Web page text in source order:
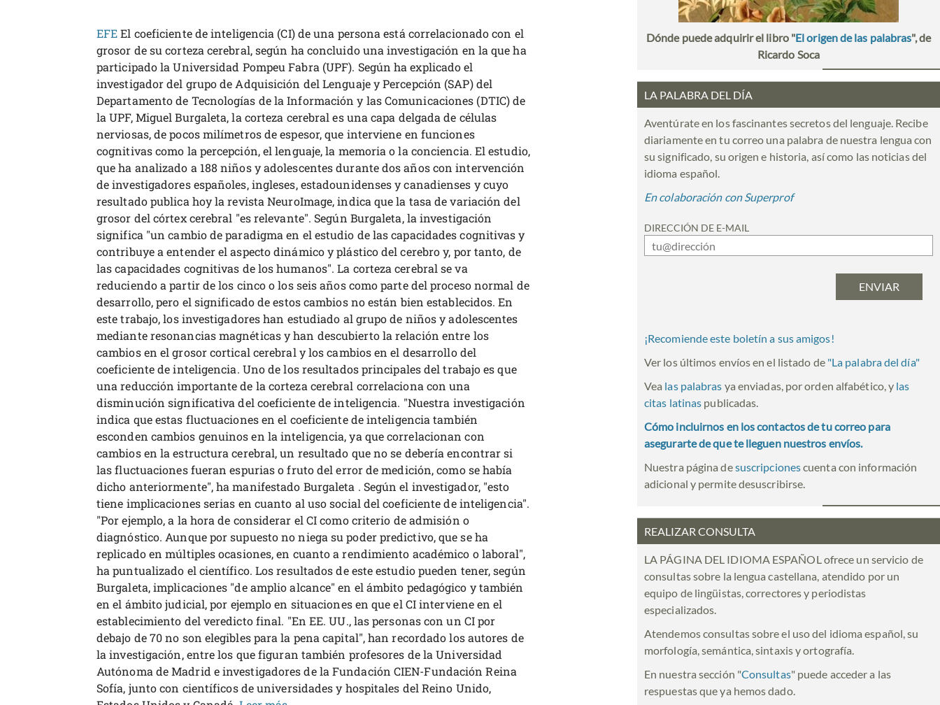
EFEEl coeficiente de inteligencia (CI) de una persona está correlacionado con el
grosor de su corteza cerebral, según ha concluido una investigación en la que ha
participado la Universidad Pompeu Fabra (UPF). Según ha explicado el
investigador del grupo de Adquisición del Lenguaje y Percepción (SAP) del
Departamento de Tecnologías de la Información y las Comunicaciones (DTIC) de
la UPF, Miguel Burgaleta, la corteza cerebral es una capa delgada de células
nerviosas, de pocos milímetros de espesor, que interviene en funciones
cognitivas como la percepción, el lenguaje, la memoria o la conciencia. El estudio,
que ha analizado a 188 niños y adolescentes durante dos años con intervención
de investigadores españoles, ingleses, estadounidenses y canadienses y cuyo
resultado publica hoy la revista NeuroImage, indica que la tasa de variación del
grosor del córtex cerebral "es relevante". Según Burgaleta, la investigación
significa "un cambio de paradigma en el estudio de las capacidades cognitivas y
contribuye a entender el aspecto dinámico y plástico del cerebro y, por tanto, de
las capacidades cognitivas de los humanos". La corteza cerebral se va
reduciendo a partir de los cinco o los seis años como parte del proceso normal de
desarrollo, pero el significado de estos cambios no están bien establecidos. En
este trabajo, los investigadores han estudiado al grupo de niños y adolescentes
mediante resonancias magnéticas y han descubierto la relación entre los
cambios en el grosor cortical cerebral y los cambios en el desarrollo del
coeficiente de inteligencia. Uno de los resultados principales del trabajo es que
una reducción importante de la corteza cerebral correlaciona con una
disminución significativa del coeficiente de inteligencia. "Nuestra investigación
indica que estas fluctuaciones en el coeficiente de inteligencia también
esconden cambios genuinos en la inteligencia, ya que correlacionan con
cambios en la estructura cerebral, un resultado que no se debería encontrar si
las fluctuaciones fueran espurias o fruto del error de medición, como se había
dicho anteriormente", ha manifestado Burgaleta . Según el investigador, "esto
tiene implicaciones serias en cuanto al uso social del coeficiente de inteligencia".
"Por ejemplo, a la hora de considerar el CI como criterio de admisión o
diagnóstico. Aunque por supuesto no niega su poder predictivo, que se ha
replicado en múltiples ocasiones, en cuanto a rendimiento académico o laboral",
ha puntualizado el científico. Los resultados de este estudio pueden tener, según
Burgaleta, implicaciones "de amplio alcance" en el ámbito pedagógico y también
en el ámbito judicial, por ejemplo en situaciones en que el CI interviene en el
establecimiento del veredicto final. "En EE. UU., las personas con un CI por
debajo de 70 no son elegibles para la pena capital", han recordado los autores de
la investigación, entre los que figuran también profesores de la Universidad
Autónoma de Madrid e investigadores de la Fundación CIEN-Fundación Reina
Sofía, junto con científicos de universidades y hospitales del Reino Unido,
Dónde puede adquirir el libro "El origen de las palabras", de
Ricardo Soca
LA PALABRA DEL DÍA
Aventúrate en los fascinantes secretos del lenguaje. Recibe
diariamente en tu correo una palabra de nuestra lengua con
su significado, su origen e historia, así como las noticias del
idioma español.
En colaboración con Superprof
DIRECCIÓN DE E-MAIL
¡Recomiende este boletín a sus amigos!
Ver los últimos envíos en el listado de "La palabra del día"
Vea las palabras ya enviadas, por orden alfabético, y las
citas latinas publicadas.
Cómo incluirnos en los contactos de tu correo para
asegurarte de que te lleguen nuestros envíos.
Nuestra página desuscripcionescuenta con información
adicional y permite desuscribirse.
REALIZAR CONSULTA
LA PÁGINA DEL IDIOMA ESPAÑOL ofrece un servicio de
consultas sobre la lengua castellana, atendido por un
equipo de lingüistas, correctores y periodistas
especializados.
Atendemos consultas sobre el uso del idioma español, su
morfología, semántica, sintaxis y ortografía.
En nuestra sección "Consultas" puede acceder a las
respuestas que ya hemos dado.